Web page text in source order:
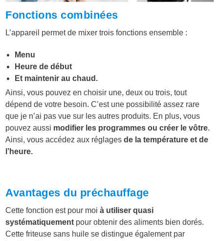
Fonctions combinées
L’appareil permet de mixer trois fonctions ensemble :
Menu
Heure de début
Et maintenir au chaud.
Ainsi, vous pouvez en choisir une, deux ou trois, tout
dépend de votre besoin. C’est une possibilité assez rare
que je n’ai pas vue sur les autres produits. En plus, vous
pouvez aussi modifier les programmes ou créer le vôtre.
Ainsi, vous accédez aux réglages de la température et de
l’heure.
Avantages du préchauffage
Cette fonction est pour moià utiliser quasi
systématiquement pour obtenir des aliments bien dorés.
Cette friteuse sans huile se distingue également par